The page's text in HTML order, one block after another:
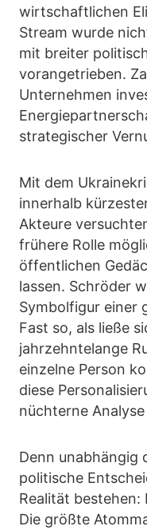
wirtschaftlichen
Stream wurde
mit breiter
vorangetrieben.
Unternehmen
strategischer
Mit dem
innerhalb
Akteure
frühere Rolle
öffentlichen
lassen. Schröder
Symbolfigur einer
Fast so, als ließe
jahrzehntelange
einzelne Person
diese
nüchterne
Denn unabhängig
politische
Realität
Die größte